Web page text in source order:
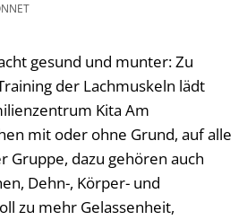
gesund und munter: Zu
der Lachmuskeln lädt
Kita Am
mit oder ohne Grund, auf alle
Gruppe, dazu gehören auch
Dehn-, Körper- und
zu mehr Gelassenheit,